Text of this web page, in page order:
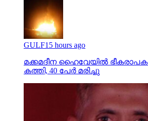
GULF15 hours ago
മക്കമദീന ഹൈവേയില്‍
കത്തി, 40 പേര്‍ മരിച്ചു